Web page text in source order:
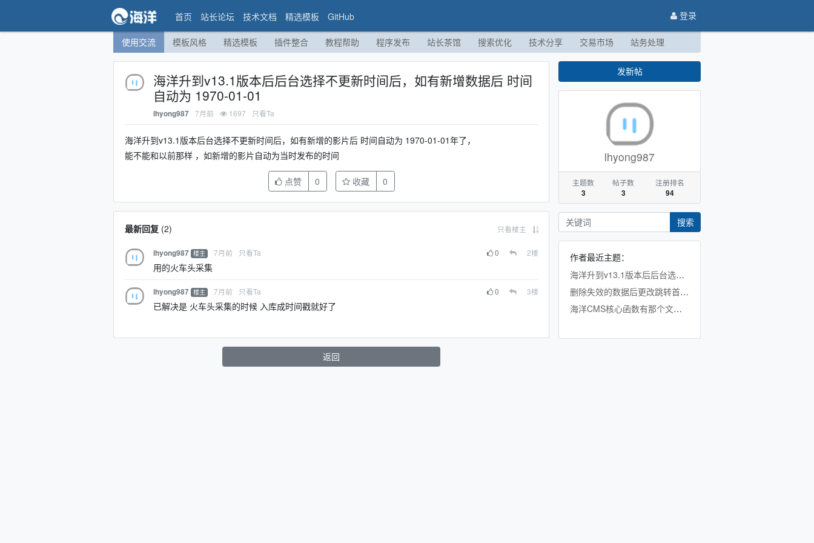
首页 站长论坛 技术文档 精选模板 GitHub 登录
使用交流 模板风格 精选模板 插件整合 教程帮助 程序发布 站长茶馆 搜索优化 技术分享 交易市场 站务处理
海洋升到v13.1版本后后台选择不更新时间后，如有新增数据后 时间
自动为 1970-01-01
lhyong987 7月前 1697 只看Ta
海洋升到v13.1版本后台选择不更新时间后，如有新增的影片后 时间自动为 1970-01-01年了，
能不能和以前那样 ，如新增的影片自动为当时发布的时间
点赞 0 收藏 0
最新回复(2) 只看楼主
lhyong987 楼主 7月前 只看Ta 0 2楼
用的火车头采集
lhyong987 楼主 7月前 只看Ta 0 3楼
已解决是 火车头采集的时候 入库成时间戳就好了
返回
发新帖
lhyong987
主题数
3
帖子数
3
注册排名
94
搜索
作者最近主题：
海洋升到v13.1版本后后台选择不更新时间后，如有新增数据后 时间自动为 1970-01-01
删除失效的数据后更改跳转首页时间
海洋CMS核心函数有那个文件我要引用一个PHP